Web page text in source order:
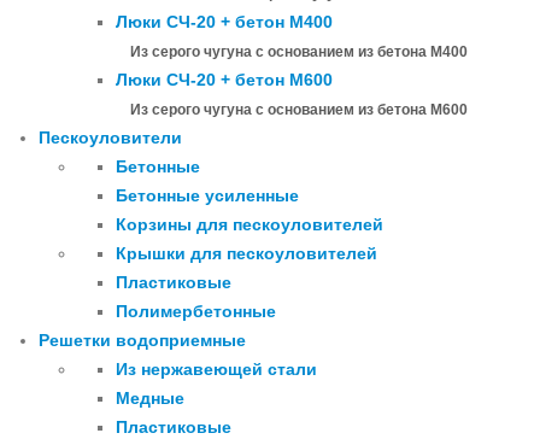
Люки СЧ-20 + бетон М400
Из серого чугуна с основанием из бетона М400
Люки СЧ-20 + бетон М600
Из серого чугуна с основанием из бетона М600
Пескоуловители
Бетонные
Бетонные усиленные
Корзины для пескоуловителей
Крышки для пескоуловителей
Пластиковые
Полимербетонные
Решетки водоприемные
Из нержавеющей стали
Медные
Пластиковые